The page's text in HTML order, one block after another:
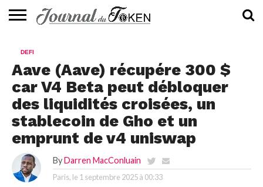
📰
EVALUATION
GUIDE
TENDANCES
À
CONTACTEZ-
DEFI
Aave (Aave) récupére 300 $
car V4 Beta peut débloquer
des liquidités croisées, un
stablecoin de Gho et un
emprunt de v4 uniswap
By Darren MacConluain
Paris, le 1 septembre 2025 à 00:33